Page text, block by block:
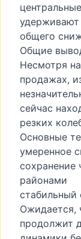
общего
Общие
Несмотря
продажах,
сейчас
резких
Основные
умеренное
районами
стабильный
Ожидается,
продолжит